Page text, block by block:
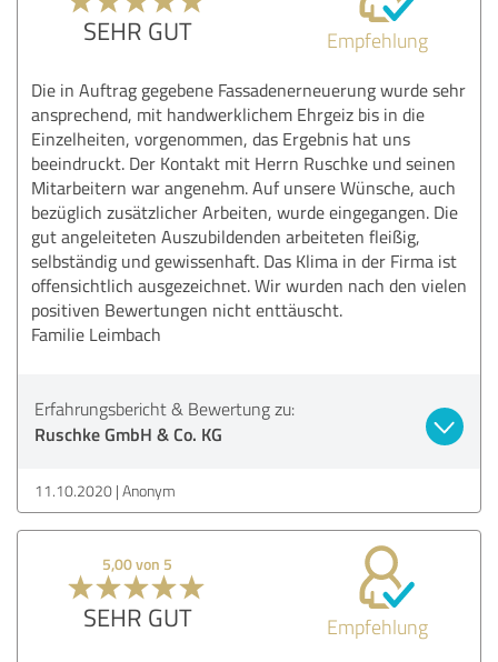
SEHR GUT Empfehlung
Die in Auftrag gegebene Fassadenerneuerung wurde sehr
ansprechend, mit handwerklichem Ehrgeiz bis in die
Einzelheiten, vorgenommen, das Ergebnis hat uns
beeindruckt. Der Kontakt mit Herrn Ruschke und seinen
Mitarbeitern war angenehm. Auf unsere Wünsche, auch
bezüglich zusätzlicher Arbeiten, wurde eingegangen. Die
gut angeleiteten Auszubildenden arbeiteten fleißig,
selbständig und gewissenhaft. Das Klima in der Firma ist
offensichtlich ausgezeichnet. Wir wurden nach den vielen
positiven Bewertungen nicht enttäuscht.
Familie Leimbach
Erfahrungsbericht & Bewertung zu:
Ruschke GmbH & Co. KG
11.10.2020 Anonym
5,00 von 5
SEHR GUT Empfehlung